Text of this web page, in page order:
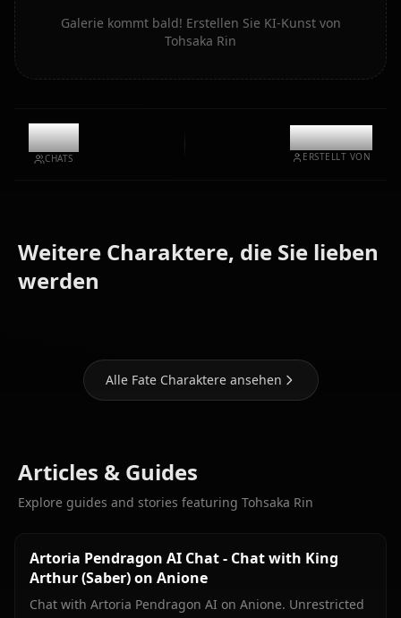
Galerie kommt bald! Erstellen Sie KI-Kunst von
Tohsaka Rin
9.9k
CHATS
@kanashi
ERSTELLT VON
Weitere Charaktere, die Sie lieben
werden
Artoria
Alle Fate Charaktere ansehen
Articles & Guides
Explore guides and stories featuring Tohsaka Rin
Artoria Pendragon AI Chat - Chat with King
Arthur (Saber) on Anione
Chat with Artoria Pendragon AI on Anione. Unrestricted